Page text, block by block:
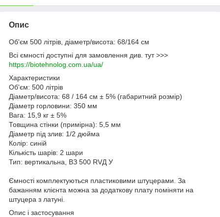
Опис
Об'єм 500 літрів, діаметр/висота: 68/164 см
Всі ємності доступні для замовлення див. тут >>>
https://biotehnolog.com.ua/ua/
Характеристики
Об'єм: 500 літрів
Діаметр/висота: 68 / 164 см ± 5% (габаритний розмір)
Діаметр горловини: 350 мм
Вага: 15,9 кг ± 5%
Товщина стінки (примірна): 5,5 мм
Діаметр під злив: 1/2 дюйма
Колір: синій
Кількість шарів: 2 шари
Тип: вертикальна, ВЗ 500 RVД У
Ємності комплектуються пластиковими штуцерами. За
бажанням клієнта можна за додаткову плату поміняти на
штуцера з латуні.
Опис і застосування